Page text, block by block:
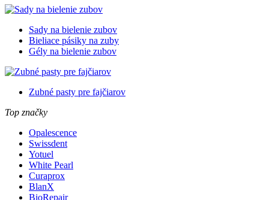
Sady na bielenie zubov
Bieliace pásiky na zuby
Gély na bielenie zubov
Zubné pasty pre fajčiarov
Top značky
Opalescence
Swissdent
Yotuel
White Pearl
Curaprox
BlanX
BioRepair